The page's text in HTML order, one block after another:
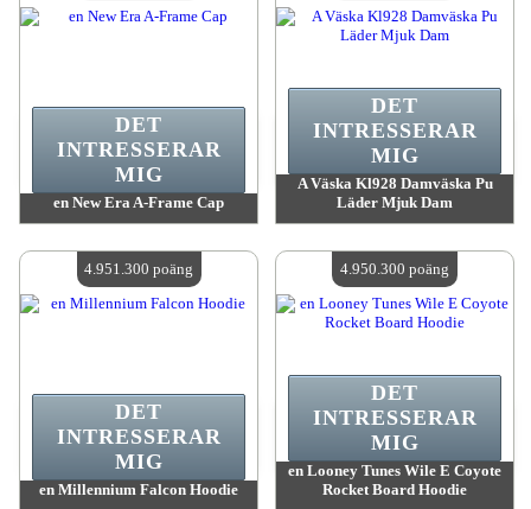
en New Era A-Frame Cap
Antal tillgängliga:4
DET
INTRESSERAR
MIG
A Väska Kl928 Damväska Pu
Läder Mjuk Dam
Antal tillgängliga:4
DET
INTRESSERAR
MIG
en Millennium Falcon Hoodie
DET
INTRESSERAR
MIG
4.951.300 poäng
en Looney Tunes Wile E Coyote
Rocket Board Hoodie
DET
INTRESSERAR
MIG
4.950.300 poäng